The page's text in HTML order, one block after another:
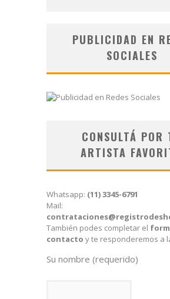
PUBLICIDAD EN
SOCIALES
CONSULTÁ POR
ARTISTA
Whatsapp: (11) 3345-6791
Mail:
También podes completar el
contacto y te responderemos a
Su nombre (requerido)